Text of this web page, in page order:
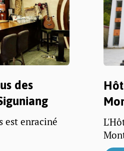
des
est enraciné